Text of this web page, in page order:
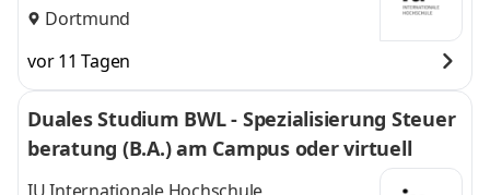
Dortmund
vor 11 Tagen
Duales Studium BWL - Spezialisierung Steuer
beratung (B.A.) am Campus oder virtuell